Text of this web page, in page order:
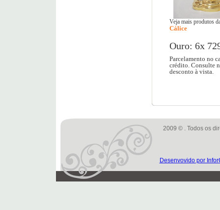
Veja mais produtos
Cálice
Ouro: 6x
Parcelamento no
crédito. Consulte
desconto à vista.
2009 © . Todos os
Desenvovido por